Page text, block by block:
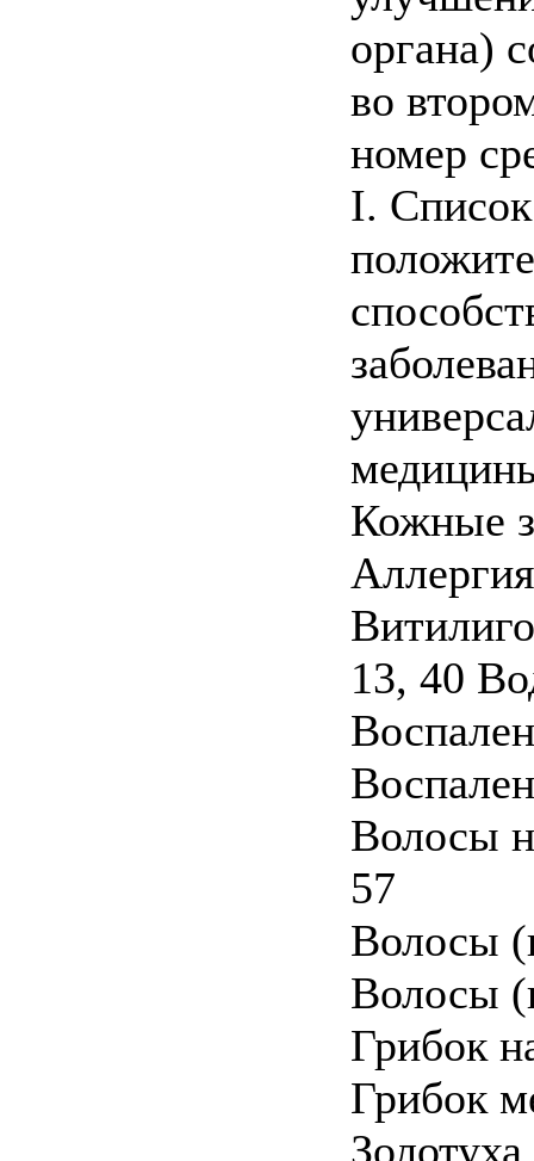
органа)
во
номер
I.
Кожные
13, 40
Волосы
57
Волосы
Волосы
Грибок
Грибок